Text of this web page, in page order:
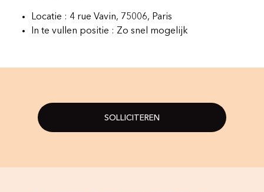
Locatie : 4 rue Vavin, 75006, Paris
In te vullen positie : Zo snel mogelijk
SOLLICITEREN